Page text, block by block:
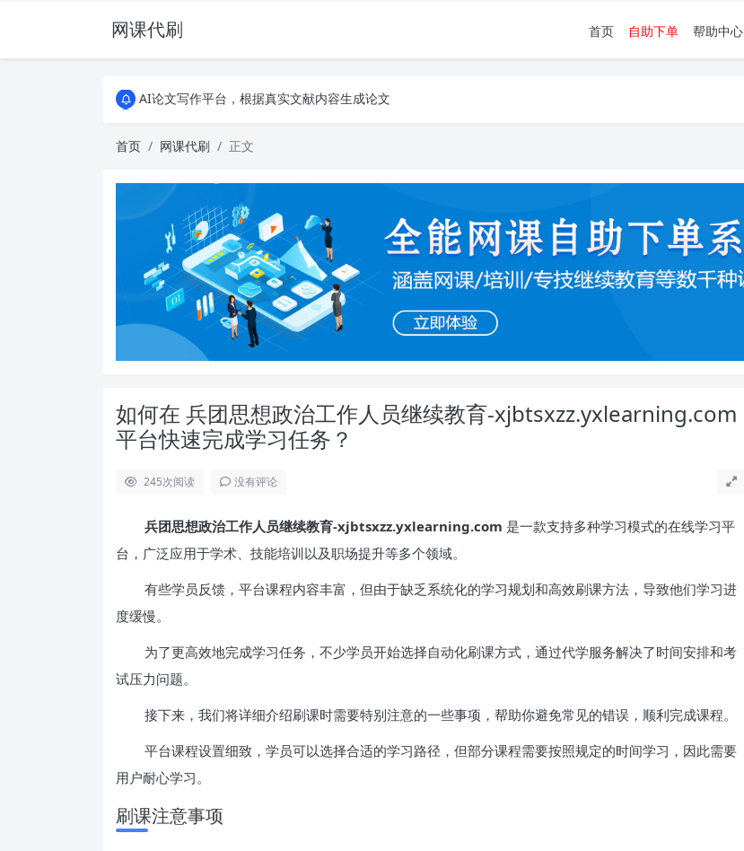
网课代刷 首页 自助下单 帮助中心
AI论文写作平台，根据真实文献内容生成论文
全能网课平台，大学生网课、成教、培训、继续教育。现已接入代刷代考项目3000+
全能网课平台，大学生网课、成教、培训、继续教育。现已接入代刷代考项目3000+
首页 网课代刷 正文
如何在 兵团思想政治工作人员继续教育-xjbtsxzz.yxlearning.com
平台快速完成学习任务？
245次阅读 没有评论
兵团思想政治工作人员继续教育-xjbtsxzz.yxlearning.com 是一款支持多种学习模式的在线学习平
台，广泛应用于学术、技能培训以及职场提升等多个领域。
有些学员反馈，平台课程内容丰富，但由于缺乏系统化的学习规划和高效刷课方法，导致他们学习进
度缓慢。
为了更高效地完成学习任务，不少学员开始选择自动化刷课方式，通过代学服务解决了时间安排和考
试压力问题。
接下来，我们将详细介绍刷课时需要特别注意的一些事项，帮助你避免常见的错误，顺利完成课程。
平台课程设置细致，学员可以选择合适的学习路径，但部分课程需要按照规定的时间学习，因此需要
用户耐心学习。
刷课注意事项